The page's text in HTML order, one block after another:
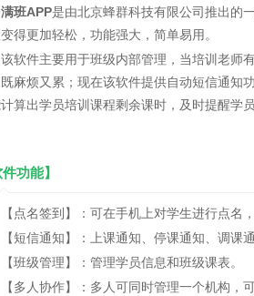
满班APP是由北京蜂群科技有限公司推出的
得更加轻松，功能强大，简单易用。
件主要用于班级内部管理，当培训老师有
麻烦又累；现在该软件提供自动短信通知
算出学员培训课程剩余课时，及时提醒学员
件功能】
名签到】：可在手机上对学生进行点名，
信通知】：上课通知、停课通知、调课通
级管理】：管理学员信息和班级课表。
人协作】：多人可同时管理一个机构，可